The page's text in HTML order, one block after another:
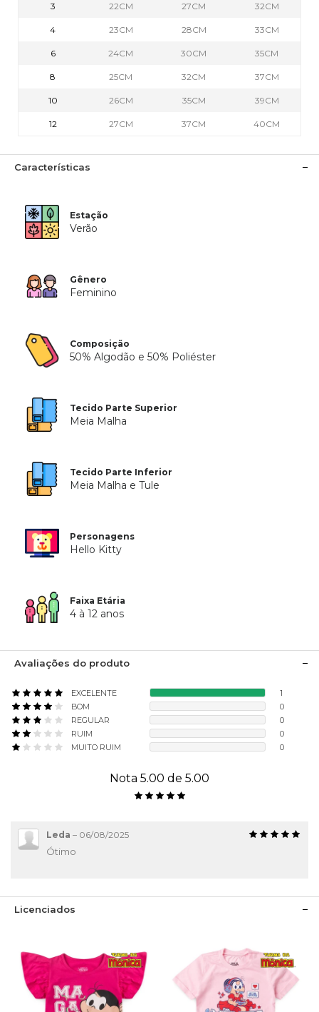
3 22CM 27CM 32CM
4 23CM 28CM 33CM
6 24CM 30CM 35CM
8 25CM 32CM 37CM
10 26CM 35CM 39CM
12 27CM 37CM 40CM
Características
Estação
Verão
Gênero
Feminino
Composição
50% Algodão e 50% Poliéster
Tecido Parte Superior
Meia Malha
Tecido Parte Inferior
Meia Malha e Tule
Personagens
Hello Kitty
Faixa Etária
4 à 12 anos
Avaliações do produto
EXCELENTE
1
BOM
0
REGULAR
0
RUIM
0
MUITO RUIM
0
Nota 5.00 de 5.00
Leda – 06/08/2025
Ótimo
Licenciados